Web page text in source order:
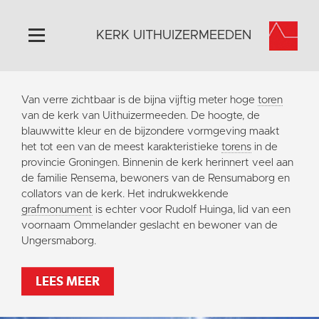
Home
Algemeen
Historie
Omgeving
Activiteiten
Doneer
Contact
KERK UITHUIZERMEEDEN
Van verre zichtbaar is de bijna vijftig meter hoge toren
van de kerk van Uithuizermeeden. De hoogte, de
blauwwitte kleur en de bijzondere vormgeving maakt
het tot een van de meest karakteristieke torens in de
provincie Groningen. Binnenin de kerk herinnert veel aan
de familie Rensema, bewoners van de Rensumaborg en
collators van de kerk. Het indrukwekkende
grafmonument is echter voor Rudolf Huinga, lid van een
voornaam Ommelander geslacht en bewoner van de
Ungersmaborg.
LEES MEER